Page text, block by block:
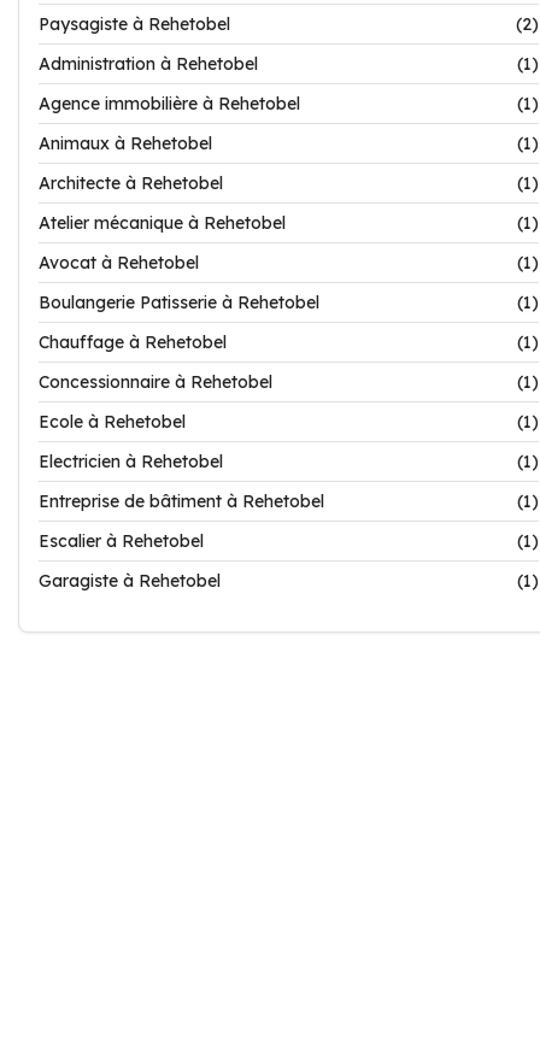
Paysagiste à Rehetobel
(2)
Administration à Rehetobel
(1)
Agence immobilière à Rehetobel
(1)
Animaux à Rehetobel
(1)
Architecte à Rehetobel
(1)
Atelier mécanique à Rehetobel
(1)
Avocat à Rehetobel
(1)
Boulangerie Patisserie à Rehetobel
(1)
Chauffage à Rehetobel
(1)
Concessionnaire à Rehetobel
(1)
Ecole à Rehetobel
(1)
Electricien à Rehetobel
(1)
Entreprise de bâtiment à Rehetobel
(1)
Escalier à Rehetobel
(1)
Garagiste à Rehetobel
(1)